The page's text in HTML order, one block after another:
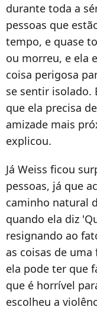
durante toda a
pessoas que
tempo, e quase
ou morreu, e ela
coisa perigosa
se sentir isolado.
que ela precisa
amizade mais
explicou.
Já Weiss ficou
pessoas, já que
caminho natural
quando ela diz
resignando ao
as coisas de
ela pode ter que
que é horrível
escolheu a